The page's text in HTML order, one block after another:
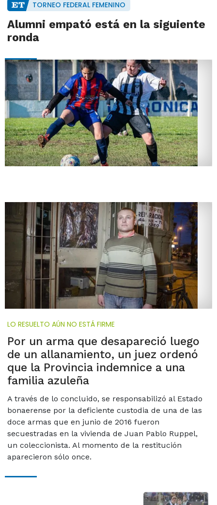
TORNEO FEDERAL FEMENINO
Alumni empató está en la siguiente
ronda
LO RESUELTO AÚN NO ESTÁ FIRME
Por un arma que desapareció luego
de un allanamiento, un juez ordenó
que la Provincia indemnice a una
familia azuleña
A través de lo concluido, se responsabilizó al Estado
bonaerense por la deficiente custodia de una de las
doce armas que en junio de 2016 fueron
secuestradas en la vivienda de Juan Pablo Ruppel,
un coleccionista. Al momento de la restitución
aparecieron sólo once.